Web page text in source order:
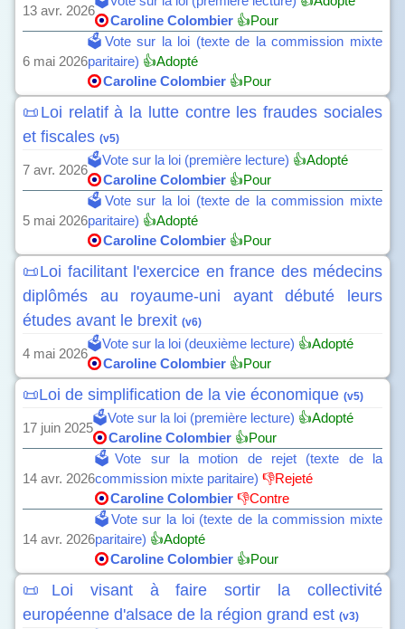
13 avr. 2026
Caroline Colombier 👍Pour
6 mai 2026
🗳️Vote sur la loi (texte de la commission mixte
paritaire) 👍Adopté
Caroline Colombier 👍Pour
📜Loi relatif à la lutte contre les fraudes sociales
et fiscales (v5)
7 avr. 2026
🗳️Vote sur la loi (première lecture) 👍Adopté
Caroline Colombier 👍Pour
5 mai 2026
🗳️Vote sur la loi (texte de la commission mixte
paritaire) 👍Adopté
Caroline Colombier 👍Pour
📜Loi facilitant l'exercice en france des médecins
diplômés au royaume-uni ayant débuté leurs
études avant le brexit (v6)
4 mai 2026
🗳️Vote sur la loi (deuxième lecture) 👍Adopté
Caroline Colombier 👍Pour
📜Loi de simplification de la vie économique (v5)
17 juin 2025
🗳️Vote sur la loi (première lecture) 👍Adopté
Caroline Colombier 👍Pour
14 avr. 2026
🗳️Vote sur la motion de rejet (texte de la
commission mixte paritaire) 👎Rejeté
Caroline Colombier 👎Contre
14 avr. 2026
🗳️Vote sur la loi (texte de la commission mixte
paritaire) 👍Adopté
Caroline Colombier 👍Pour
📜Loi visant à faire sortir la collectivité
européenne d'alsace de la région grand est (v3)